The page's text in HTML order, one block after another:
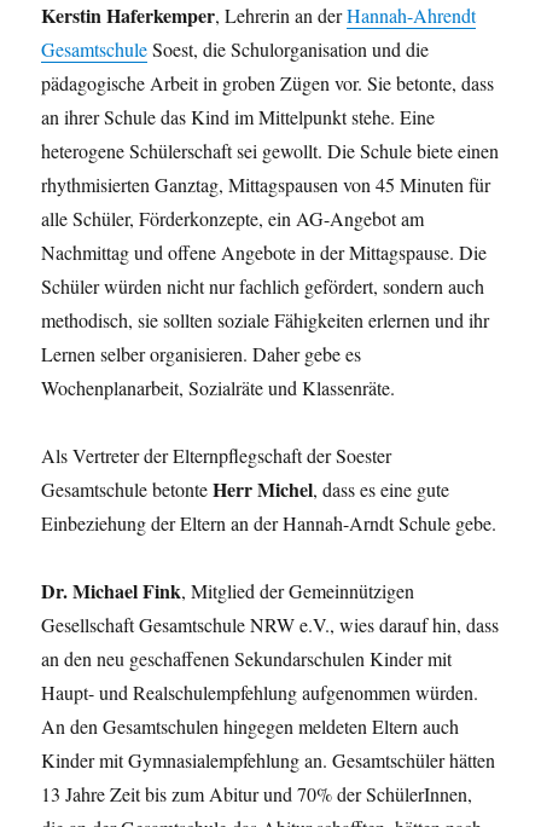
Kerstin Haferkemper, Lehrerin an derHannah-Ahrendt
GesamtschuleSoest, die Schulorganisation und die
pädagogische Arbeit in groben Zügen vor. Sie betonte, dass
an ihrer Schule das Kind im Mittelpunkt stehe. Eine
heterogene Schülerschaft sei gewollt. Die Schule biete einen
rhythmisierten Ganztag, Mittagspausen von 45 Minuten für
alle Schüler, Förderkonzepte, ein AG-Angebot am
Nachmittag und offene Angebote in der Mittagspause. Die
Schüler würden nicht nur fachlich gefördert, sondern auch
methodisch, sie sollten soziale Fähigkeiten erlernen und ihr
Lernen selber organisieren. Daher gebe es
Wochenplanarbeit, Sozialräte und Klassenräte.
Als Vertreter der Elternpflegschaft der Soester
Gesamtschule betonteHerr Michel, dass es eine gute
Einbeziehung der Eltern an der Hannah-Arndt Schule gebe.
Dr. Michael Fink, Mitglied der Gemeinnützigen
Gesellschaft Gesamtschule NRW e.V., wies darauf hin, dass
an den neu geschaffenen Sekundarschulen Kinder mit
Haupt- und Realschulempfehlung aufgenommen würden.
An den Gesamtschulen hingegen meldeten Eltern auch
Kinder mit Gymnasialempfehlung an. Gesamtschüler hätten
13 Jahre Zeit bis zum Abitur und 70% der SchülerInnen,